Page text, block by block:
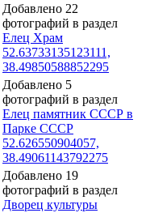
Добавлено 22
фотографий в раздел
Елец Храм
52.63733135123111,
38.49850588852295
Добавлено 5
фотографий в раздел
Елец памятник СССР в
Парке СССР
52.626550904057,
38.49061143792275
Добавлено 19
фотографий в раздел
Дворец культуры